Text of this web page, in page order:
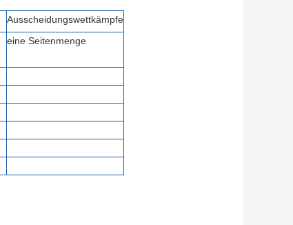
Ausscheidungswettkämpfe
eine Seitenmenge